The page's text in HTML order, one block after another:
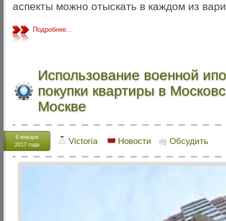
аспекты можно отыскать в каждом из
Подробнее...
Использование военной
покупки квартиры в
Москве
6 января
2017 года
Victoria Новости Обсудить